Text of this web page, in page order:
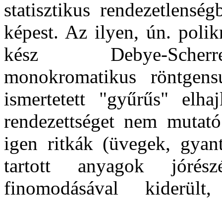
statisztikus
képest. Az ilyen, ún.
kész Debye-
monokromatikus
ismertetett "gyűrűs"
rendezettséget nem
igen ritkák (üvegek,
tartott anyagok
finomodásával